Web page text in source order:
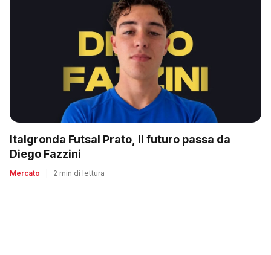
Italgronda Futsal Prato, il futuro passa da
Diego Fazzini
Mercato 2 min di lettura